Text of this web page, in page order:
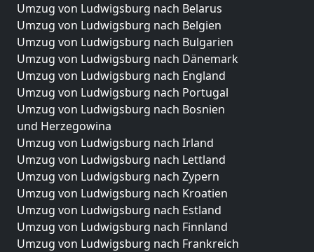
Umzug von Ludwigsburg nach Belarus
Umzug von Ludwigsburg nach Belgien
Umzug von Ludwigsburg nach Bulgarien
Umzug von Ludwigsburg nach Dänemark
Umzug von Ludwigsburg nach England
Umzug von Ludwigsburg nach Portugal
Umzug von Ludwigsburg nach Bosnien
und Herzegowina
Umzug von Ludwigsburg nach Irland
Umzug von Ludwigsburg nach Lettland
Umzug von Ludwigsburg nach Zypern
Umzug von Ludwigsburg nach Kroatien
Umzug von Ludwigsburg nach Estland
Umzug von Ludwigsburg nach Finnland
Umzug von Ludwigsburg nach Frankreich